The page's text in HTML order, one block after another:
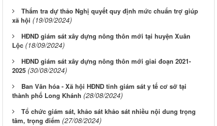
Thẩm tra dự thảo Nghị quyết quy định mức chuẩn trợ giúp
xã hội (19/09/2024)
HĐND giám sát xây dựng nông thôn mới tại huyện Xuân
Lộc (18/09/2024)
HĐND giám sát xây dựng nông thôn mới giai đoạn 2021-
2025 (30/08/2024)
Ban Văn hóa - Xã hội HĐND tỉnh giám sát y tế cơ sở tại
thành phố Long Khánh (28/08/2024)
Tổ chức giám sát, khảo sát khảo sát nhiều nội dung trọng
tâm, trọng điểm (27/08/2024)